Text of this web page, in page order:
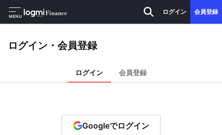
MENU
ログイン 会員登録
ログイン・会員登録
ログイン 会員登録
Googleでログイン